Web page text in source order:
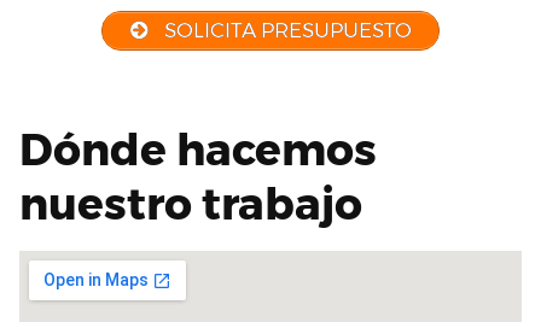
SOLICITA PRESUPUESTO
Dónde hacemos
nuestro trabajo